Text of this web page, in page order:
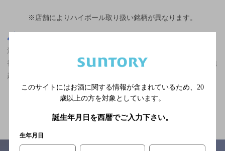
※店舗によりハイボール取り扱い銘柄が異なります。
渋谷駅(東京都)周辺500m,ダイニングバー,ザ・プレミアム・モルツ
香るエールが飲める,大勢で楽しめる,個室あり/飲み放題ありの神泡
超達人店
このサイトにはお酒に関する情報が含まれているため、 20
歳以上の方を対象としています。
誕生年月日を西暦でご入力下さい。
生年月日